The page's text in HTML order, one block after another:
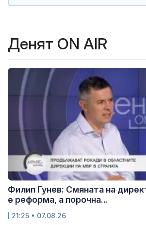
Денят ON AIR
Филип Гунев: Смяната на
е реформа, а порочна...
21:25 • 07.08.26